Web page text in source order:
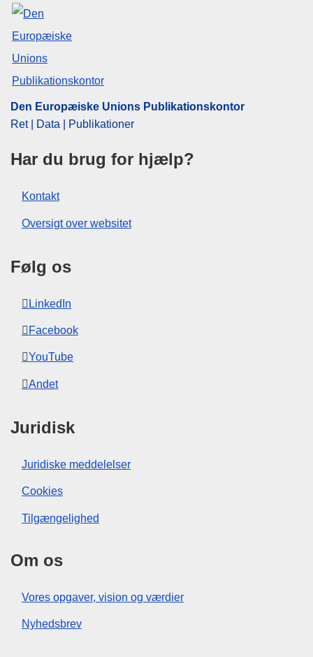
Den Europæiske Unions Publikationskontor
Ret | Data | Publikationer
Har du brug for hjælp?
Kontakt
Oversigt over websitet
Følg os
LinkedIn
Facebook
YouTube
Andet
Juridisk
Juridiske meddelelser
Cookies
Tilgængelighed
Om os
Vores opgaver, vision og værdier
Nyhedsbrev